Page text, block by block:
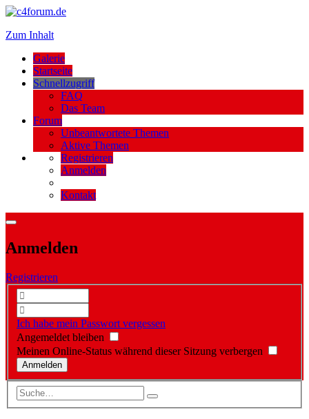
Zum Inhalt
Galerie
Startseite
Schnellzugriff
FAQ
Das Team
Forum
Unbeantwortete Themen
Aktive Themen
Registrieren
Anmelden
Kontakt
Anmelden
Registrieren
Ich habe mein Passwort vergessen
Angemeldet bleiben
Meinen Online-Status während dieser Sitzung verbergen